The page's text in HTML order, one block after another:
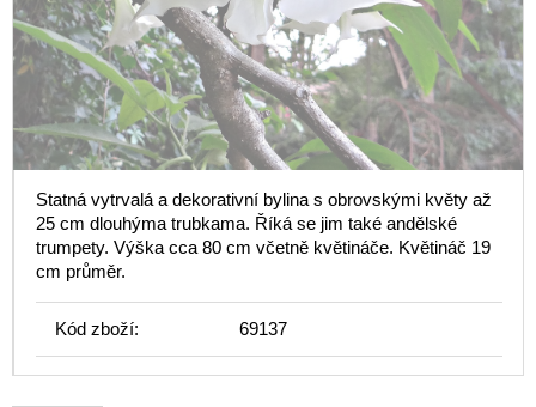
Statná vytrvalá a dekorativní bylina s obrovskými květy až
25 cm dlouhýma trubkama. Říká se jim také andělské
trumpety. Výška cca 80 cm včetně květináče. Květináč 19
cm průměr.
Kód zboží: 69137